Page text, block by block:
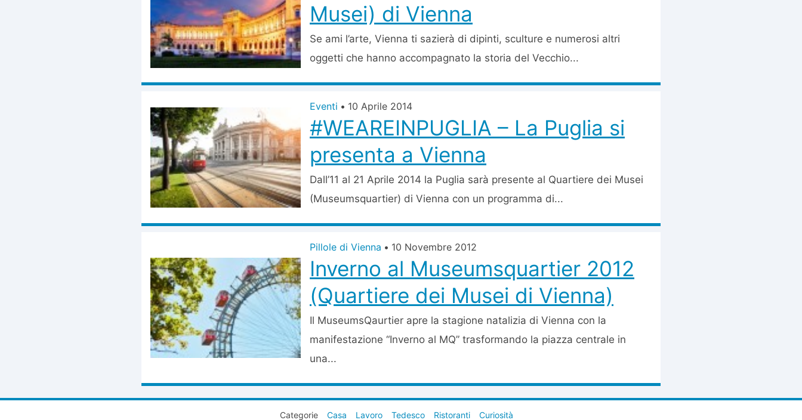
Musei) di Vienna
Se ami l’arte, Vienna ti sazierà di dipinti, sculture e numerosi altri
oggetti che hanno accompagnato la storia del Vecchio...
Eventi • 10 Aprile 2014
#WEAREINPUGLIA – La Puglia si
presenta a Vienna
Dall’11 al 21 Aprile 2014 la Puglia sarà presente al Quartiere dei Musei
(Museumsquartier) di Vienna con un programma di...
Pillole di Vienna • 10 Novembre 2012
Inverno al Museumsquartier 2012
(Quartiere dei Musei di Vienna)
Il MuseumsQaurtier apre la stagione natalizia di Vienna con la
manifestazione “Inverno al MQ” trasformando la piazza centrale in
una...
Categorie Casa Lavoro Tedesco Ristoranti Curiosità